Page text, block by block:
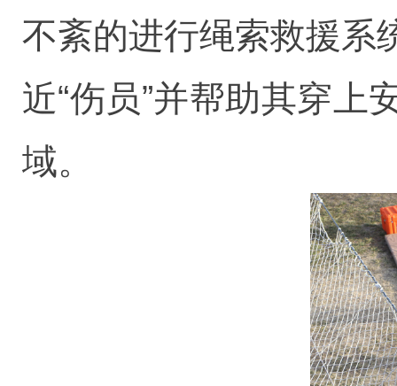
不紊的进行绳索救援系
近“伤员”并帮助其穿上
域。